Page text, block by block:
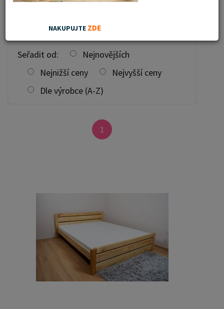
Seřadit od:
Nejnovějších
Nejnižší ceny
Nejvyšší ceny
Dle výrobce (A-Z)
1
NAKUPUJTE ZDE